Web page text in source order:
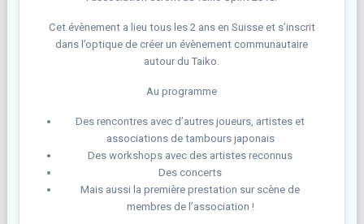
Cet évènement a lieu tous les 2 ans en Suisse et s’inscrit
dans l’optique de créer un évènement communautaire
autour du Taiko.
Au programme
Des rencontres avec d’autres joueurs, artistes et
associations de tambours japonais
Des workshops avec des artistes reconnus
Des concerts
Mais aussi la première prestation sur scène de
membres de l’association !